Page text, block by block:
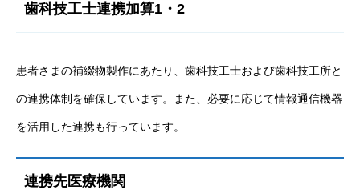
歯科技工士連携加算1・2
患者さまの補綴物製作にあたり、歯科技工士および歯科技工所と
の連携体制を確保しています。また、必要に応じて情報通信機器
を活用した連携も行っています。
連携先医療機関